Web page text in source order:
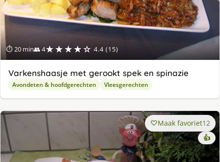
⏱ 20 min👥 4★★★★☆ 4.4 (15)
Varkenshaasje met gerookt spek en spinazie
Avondeten & hoofdgerechten Vleesgerechten
Maak favoriet12
👍